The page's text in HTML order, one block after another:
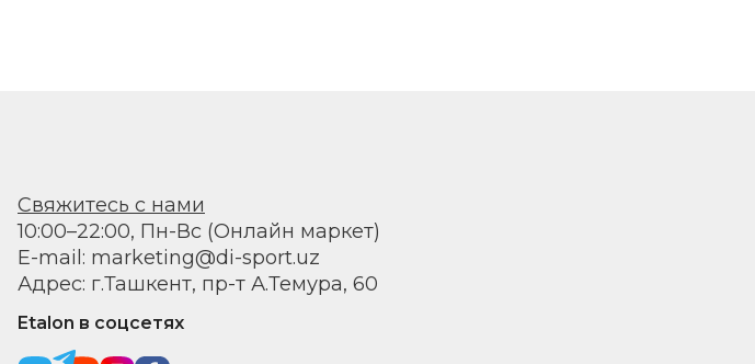
Свяжитесь с нами
10:00–22:00, Пн-Вс (Онлайн маркет)
E-mail: marketing@di-sport.uz
Адрес: г.Ташкент, пр-т А.Темура, 60
Etalon в соцсетях